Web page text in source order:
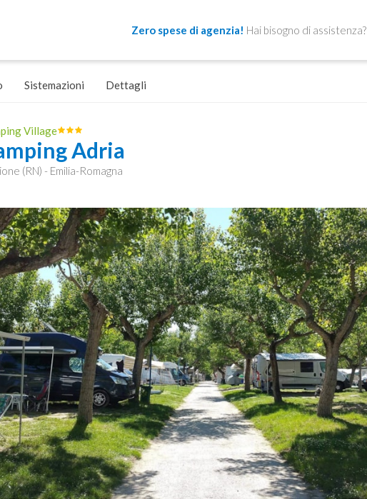
Zero spese di agenzia! Hai bisogno di assistenza?
Sistemazioni Dettagli
Village
Adria
(RN) - Emilia-Romagna